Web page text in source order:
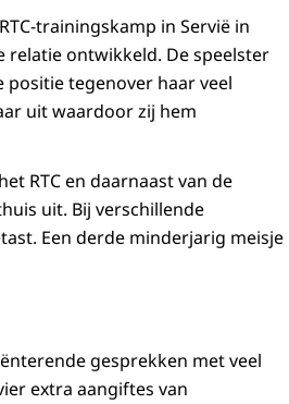
trainingskamp in Servië in
relatie ontwikkeld. De speelster
tegenover haar veel
uit waardoor zij hem
RTC en daarnaast van de
uit. Bij verschillende
Een derde minderjarig meisje
gesprekken met veel
extra aangiftes van